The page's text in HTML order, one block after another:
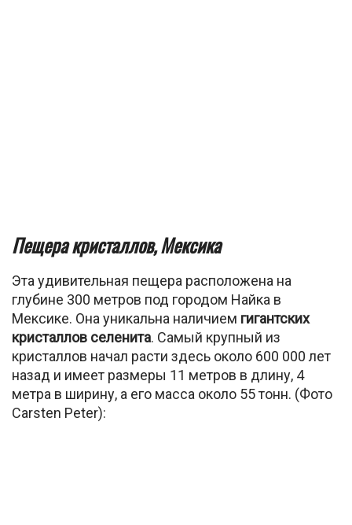
Пещера кристаллов, Мексика
Эта удивительная пещера расположена на
глубине 300 метров под городом Найка в
Мексике. Она уникальна наличием гигантских
кристаллов селенита. Самый крупный из
кристаллов начал расти здесь около 600 000 лет
назад и имеет размеры 11 метров в длину, 4
метра в ширину, а его масса около 55 тонн. (Фото
Carsten Peter):